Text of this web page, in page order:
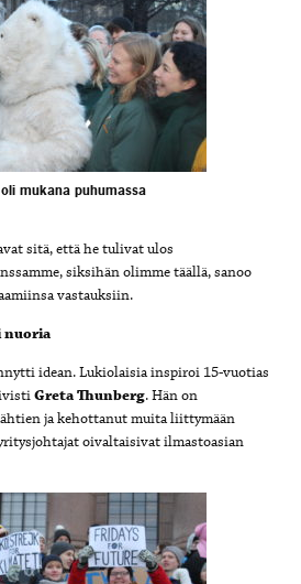
mukana puhumassa
sitä, että he tulivat ulos
siksihän olimme täällä, sanoo
vastauksiin.
nuoria
idean. Lukiolaisia inspiroi 15-vuotias
Greta Thunberg. Hän on
ja kehottanut muita liittymään
oivaltaisivat ilmastoasian